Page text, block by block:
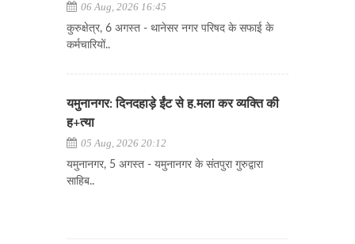
06 Aug, 2026 16:45
कुरुक्षेत्र, 6 अगस्त - थानेसर नगर परिषद के सफाई के
कर्मचारियों..
यमुनानगर: दिनदहाड़े ईंट से ह.मला कर व्यक्ति की
ह+त्या
05 Aug, 2026 20:12
यमुनानगर, 5 अगस्त - यमुनानगर के संतपुरा गुरुद्वारा
साहिब..